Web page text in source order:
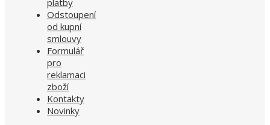
platby
Odstoupení
od kupní
smlouvy
Formulář
pro
reklamaci
zboží
Kontakty
Novinky